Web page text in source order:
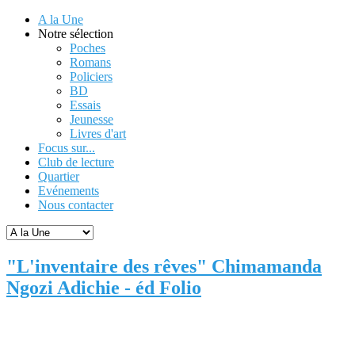
A la Une
Notre sélection
Poches
Romans
Policiers
BD
Essais
Jeunesse
Livres d'art
Focus sur...
Club de lecture
Quartier
Evénements
Nous contacter
"L'inventaire des rêves" Chimamanda
Ngozi Adichie - éd Folio